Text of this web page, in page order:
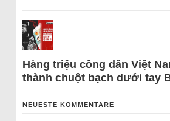
Hàng triệu công dân Việt
thành chuột bạch dưới tay
NEUESTE KOMMENTARE